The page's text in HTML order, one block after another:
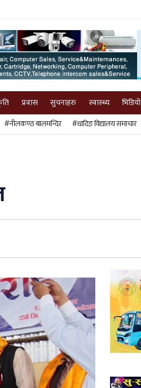
प्रवास सुचनाहरु स्वास्थ्य भिडियो
#नीलकण्ठ बालमन्दिर #धादिङ विद्यालय समाचार